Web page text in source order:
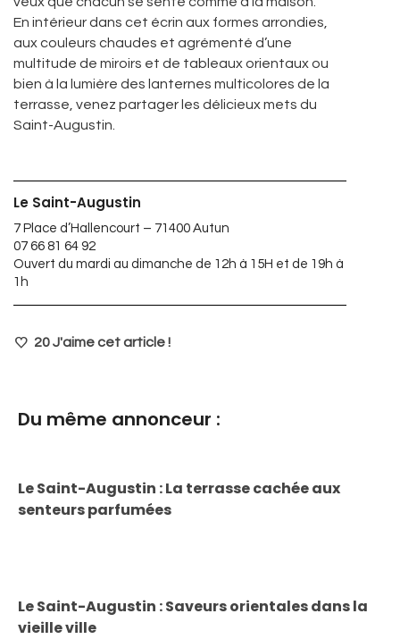
En intérieur dans cet écrin aux formes arrondies,
aux couleurs chaudes et agrémenté d’une
multitude de miroirs et de tableaux orientaux ou
bien à la lumière des lanternes multicolores de la
terrasse, venez partager les délicieux mets du
Saint-Augustin.
Le Saint-Augustin
7 Place d’Hallencourt – 71400 Autun
07 66 81 64 92
Ouvert du mardi au dimanche de 12h à 15H et de 19h à
1h
20J'aime cet article !
Du même annonceur :
Le Saint-Augustin : La terrasse cachée aux
senteurs parfumées
Le Saint-Augustin : Saveurs orientales dans la
vieille ville